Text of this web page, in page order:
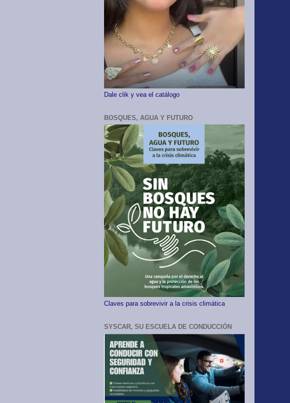
Dale clik y vea el catálogo
BOSQUES, AGUA Y FUTURO
Claves para sobrevivir a la crisis climática
SYSCAR, SU ESCUELA DE CONDUCCIÓN